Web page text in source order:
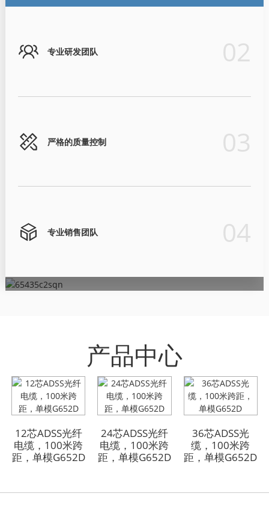
专业研发团队 02
严格的质量控制 03
专业销售团队 04
严格的质量控制
专业销售团队
产品中心
12芯ADSS光纤
电缆，100米跨
距，单模G652D
24芯ADSS光纤
电缆，100米跨
距，单模G652D
36芯ADSS光
缆，100米跨
距，单模G652D
GYFTA53 铠装室外光
缆 96芯
GYFTA53 铠装室外光
缆 96芯